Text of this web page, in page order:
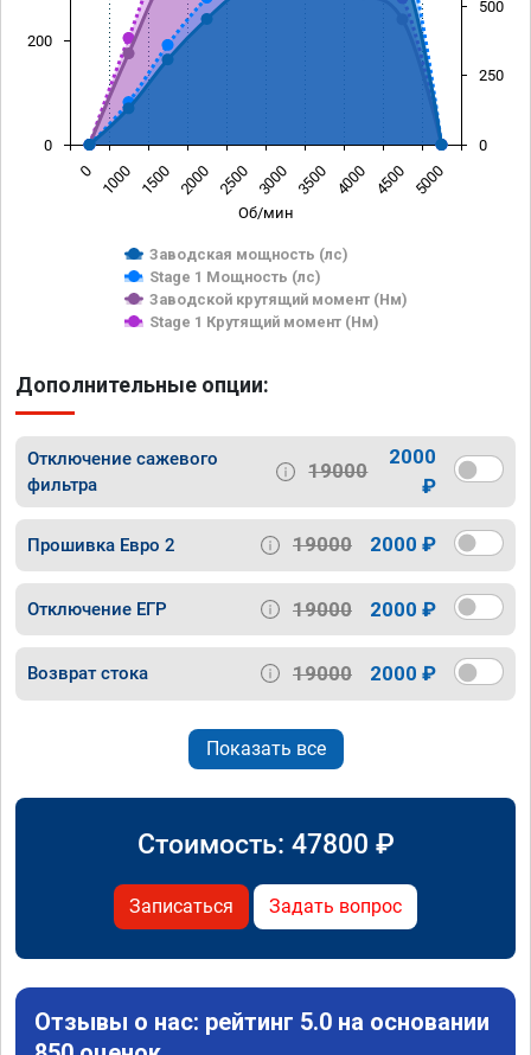
Об/мин
Заводская мощность (лс)
Stage 1 Мощность (лс)
Заводской крутящий момент (Нм)
Stage 1 Крутящий момент (Нм)
0 1000 1500 2000 2500 3000 3500 4000 4500 5000
0
200
0
250
500
Дополнительные опции:
Отключение сажевого
фильтра
19000
2000
₽
Прошивка Евро 2 19000 2000 ₽
Отключение ЕГР 19000 2000 ₽
Возврат стока 19000 2000 ₽
Показать все
Стоимость: 47800 ₽
Записаться Задать вопрос
Отзывы о нас: рейтинг 5.0 на основании